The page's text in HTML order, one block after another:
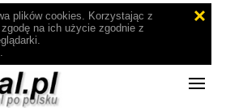
plików cookies. Korzystając z
na ich użycie zgodnie z
.